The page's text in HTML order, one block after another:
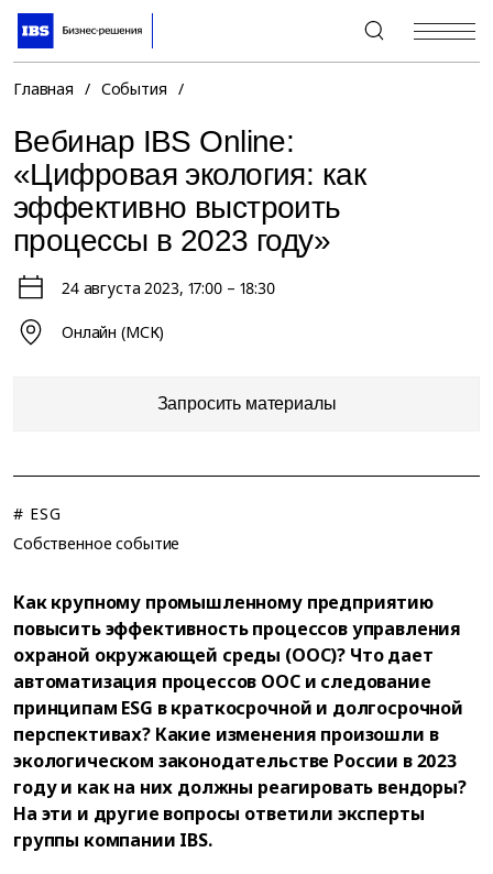
+7 (495) 967-80-80
Главная / События /
Вебинар IBS Online:
«Цифровая экология: как
эффективно выстроить
процессы в 2023 году»
24 августа 2023, 17:00 – 18:30
Онлайн (МСК)
Запросить материалы
# ESG
Собственное событие
Как крупному промышленному предприятию
повысить эффективность процессов управления
охраной окружающей среды (ООС)? Что дает
автоматизация процессов ООС и следование
принципам ESG в краткосрочной и долгосрочной
перспективах? Какие изменения произошли в
экологическом законодательстве России в 2023
году и как на них должны реагировать вендоры?
На эти и другие вопросы ответили эксперты
группы компании IBS.